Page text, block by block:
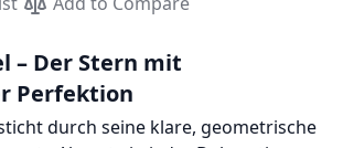
– Der Stern mit
Perfektion
durch seine klare, geometrische